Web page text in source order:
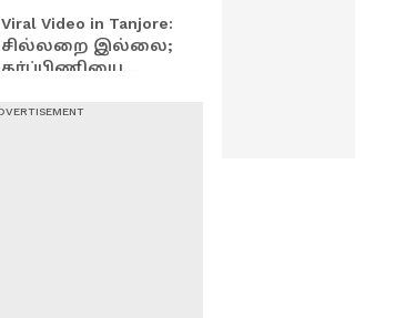
முழங்க உடல்
அடக்கம்!
Viral Video in Tanjore:
சில்லறை இல்லை;
கர்ப்பிணியை
பாதி வழியில்